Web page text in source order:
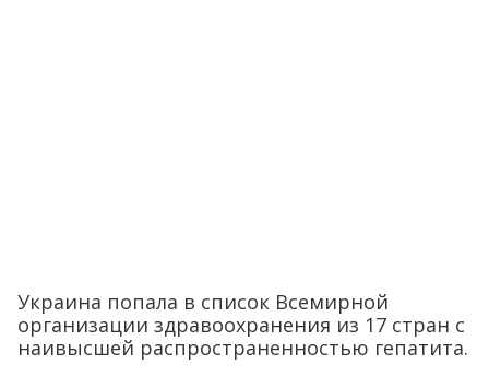
Украина попала в список Всемирной
организации здравоохранения из 17 стран с
наивысшей распространенностью гепатита.